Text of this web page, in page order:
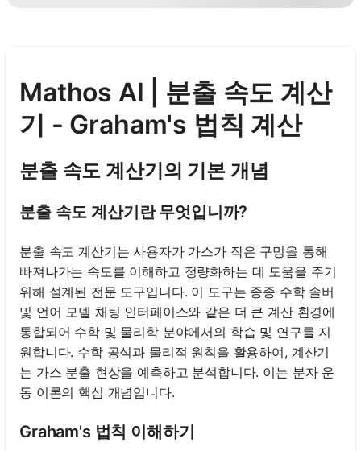
Mathos AI | 분출 속도 계산
기 - Graham's 법칙 계산
분출 속도 계산기의 기본 개념
분출 속도 계산기란 무엇입니까?
분출 속도 계산기는 사용자가 가스가 작은 구멍을 통해
빠져나가는 속도를 이해하고 정량화하는 데 도움을 주기
위해 설계된 전문 도구입니다. 이 도구는 종종 수학 솔버
및 언어 모델 채팅 인터페이스와 같은 더 큰 계산 환경에
통합되어 수학 및 물리학 분야에서의 학습 및 연구를 지
원합니다. 수학 공식과 물리적 원칙을 활용하여, 계산기
는 가스 분출 현상을 예측하고 분석합니다. 이는 분자 운
동 이론의 핵심 개념입니다.
Graham's 법칙 이해하기